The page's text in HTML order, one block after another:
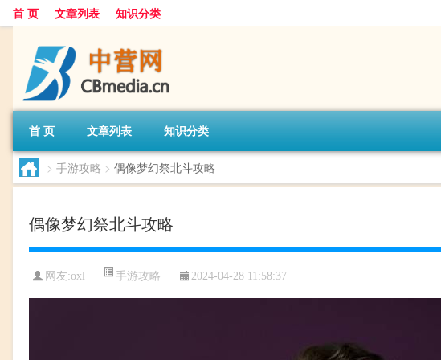
首 页 文章列表 知识分类
首 页 文章列表 知识分类
> 手游攻略 > 偶像梦幻祭北斗攻略
偶像梦幻祭北斗攻略
网友:oxl 手游攻略 2024-04-28 11:58:37